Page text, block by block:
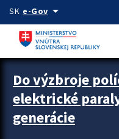
Preskocit na hlavný obsah
SK e-Govarrow_drop_down
Zastavit automatický posun
Do výzbroje
elektrické
generácie